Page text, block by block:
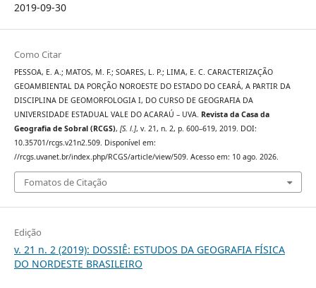
2019-09-30
Como Citar
PESSOA, E. A.; MATOS, M. F.; SOARES, L. P.; LIMA, E. C. CARACTERIZAÇÃO
GEOAMBIENTAL DA PORÇÃO NOROESTE DO ESTADO DO CEARÁ, A PARTIR DA
DISCIPLINA DE GEOMORFOLOGIA I, DO CURSO DE GEOGRAFIA DA
UNIVERSIDADE ESTADUAL VALE DO ACARAÚ – UVA. Revista da Casa da
Geografia de Sobral (RCGS), [S. l.], v. 21, n. 2, p. 600–619, 2019. DOI:
10.35701/rcgs.v21n2.509. Disponível em:
//rcgs.uvanet.br/index.php/RCGS/article/view/509. Acesso em: 10 ago. 2026.
Fomatos de Citação
Edição
v. 21 n. 2 (2019): DOSSIÊ: ESTUDOS DA GEOGRAFIA FÍSICA
DO NORDESTE BRASILEIRO